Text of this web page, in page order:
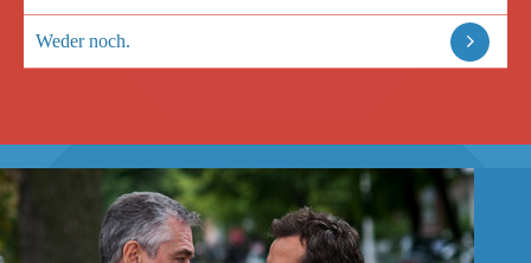
Weder noch.